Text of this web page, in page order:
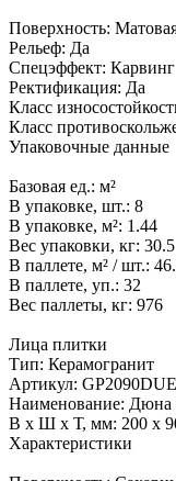
Поверхность:
Рельеф: Да
Спецэффект: Карвинг
Ректификация: Да
Класс
Класс
Упаковочные данные
Базовая ед.: м²
В упаковке, шт.: 8
В упаковке, м²: 1.44
Вес упаковки, кг: 30.5
В паллете, м² / шт.:
В паллете, уп.: 32
Вес паллеты, кг: 976
Лица плитки
Тип: Керамогранит
Артикул:
Наименование: Дюна
В x Ш x Т, мм: 200 x
Характеристики